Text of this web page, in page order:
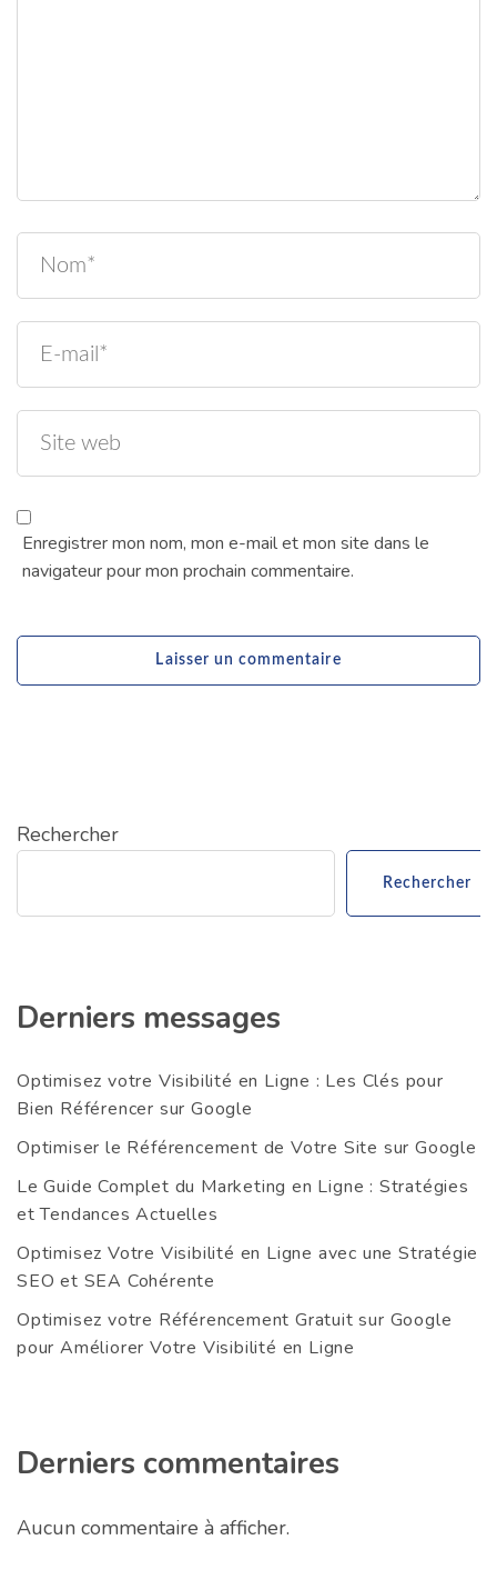
Enregistrer mon nom, mon e-mail et mon site dans le
navigateur pour mon prochain commentaire.
Rechercher
Rechercher
Derniers messages
Optimisez votre Visibilité en Ligne : Les Clés pour
Bien Référencer sur Google
Optimiser le Référencement de Votre Site sur Google
Le Guide Complet du Marketing en Ligne : Stratégies
et Tendances Actuelles
Optimisez Votre Visibilité en Ligne avec une Stratégie
SEO et SEA Cohérente
Optimisez votre Référencement Gratuit sur Google
pour Améliorer Votre Visibilité en Ligne
Derniers commentaires
Aucun commentaire à afficher.